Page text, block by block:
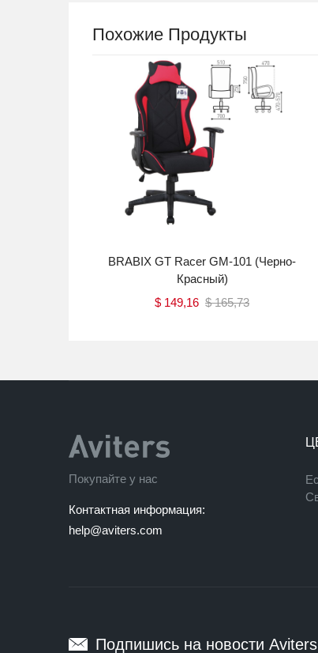
Похожие Продукты
BRABIX GT Racer GM-101 (черно-
Красный)
$ 149,16 $ 165,73
Покупайте у нас
Контактная информация:
help@aviters.com
Подпишись на новости Aviters